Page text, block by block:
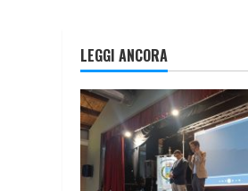
LEGGI ANCORA